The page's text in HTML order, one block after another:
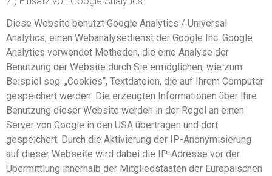
Diese Website benutzt Google Analytics / Universal
Analytics, einen Webanalysedienst der Google Inc. Google
Analytics verwendet Methoden, die eine Analyse der
Benutzung der Website durch Sie ermöglichen, wie zum
Beispiel sog. „Cookies“, Textdateien, die auf Ihrem Computer
gespeichert werden. Die erzeugten Informationen über Ihre
Benutzung dieser Website werden in der Regel an einen
Server von Google in den USA übertragen und dort
gespeichert. Durch die Aktivierung der IP-Anonymisierung
auf dieser Webseite wird dabei die IP-Adresse vor der
Übermittlung innerhalb der Mitgliedstaaten der Europäischen